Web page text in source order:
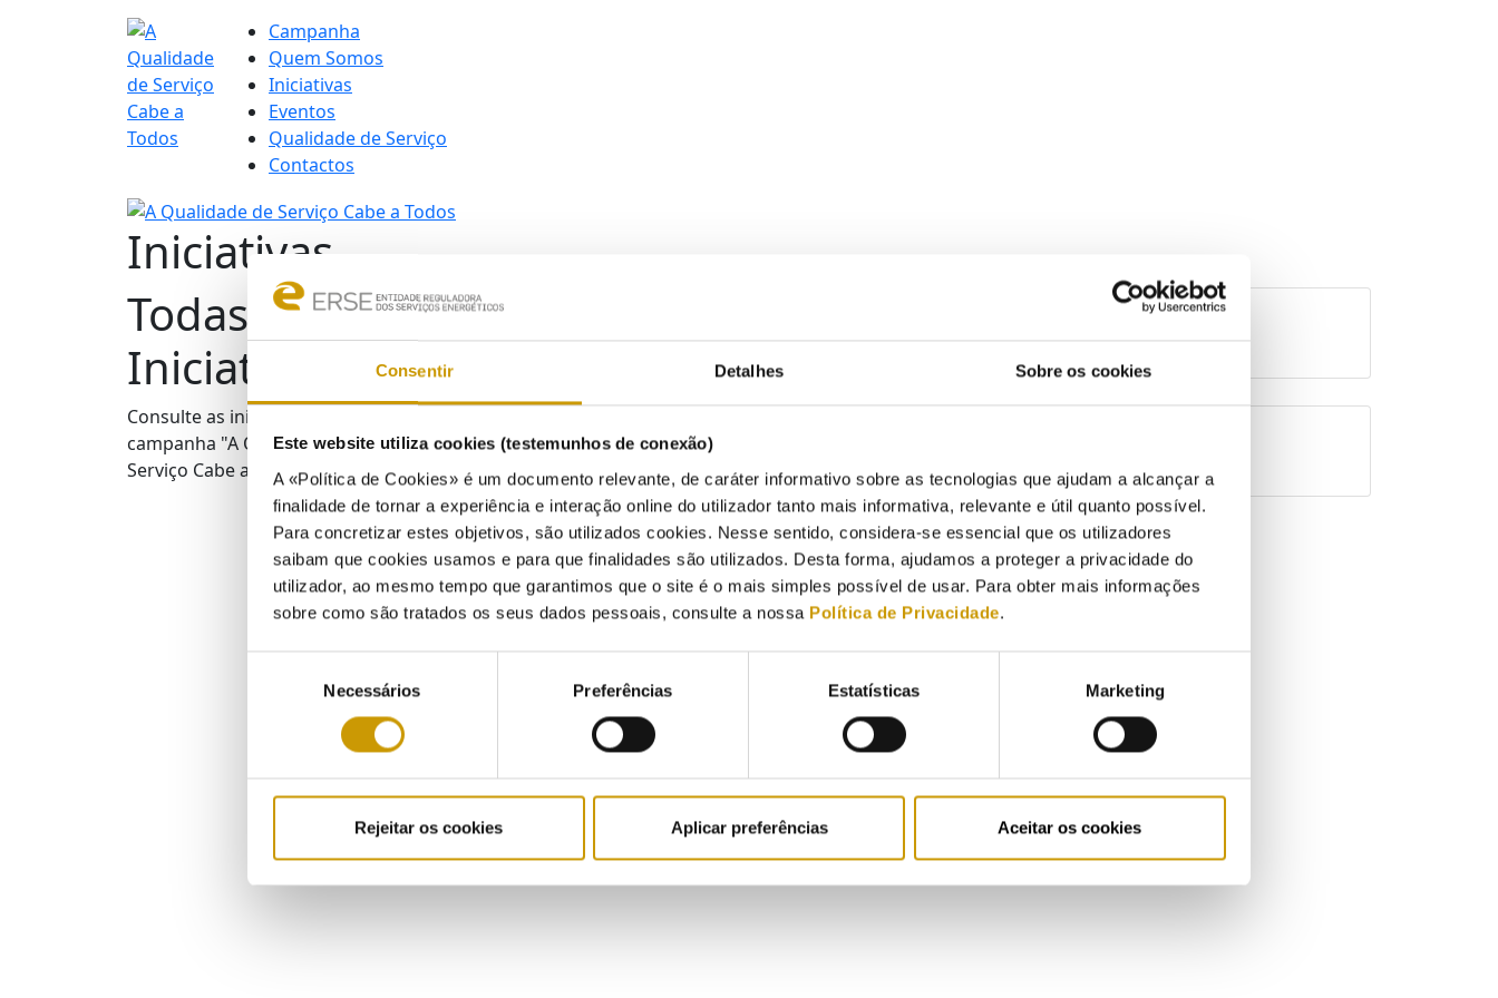
Consentir Detalhes Sobre os cookies
Este website utiliza cookies (testemunhos de conexão)
A «Política de Cookies» é um documento relevante, de caráter informativo sobre as tecnologias que ajudam a alcançar a
finalidade de tornar a experiência e interação online do utilizador tanto mais informativa, relevante e útil quanto possível.
Para concretizar estes objetivos, são utilizados cookies. Nesse sentido, considera-se essencial que os utilizadores
saibam que cookies usamos e para que finalidades são utilizados. Desta forma, ajudamos a proteger a privacidade do
utilizador, ao mesmo tempo que garantimos que o site é o mais simples possível de usar. Para obter mais informações
sobre como são tratados os seus dados pessoais, consulte a nossa Política de Privacidade.
consentimento
Necessários Preferências Estatísticas Marketing
Rejeitar os cookies Aplicar preferências Aceitar os cookies
Campanha
Quem Somos
Iniciativas
Eventos
Qualidade de Serviço
Contactos
Iniciativas
Todas as
Iniciativas
Consulte as iniciativas da
campanha "A Qualidade de
Serviço Cabe a Todos"
Sensibilização para a Manutenção de Postos de Transformação de Cliente
Política de privacidade